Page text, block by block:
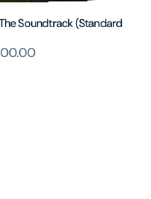
Soundtrack (Standard